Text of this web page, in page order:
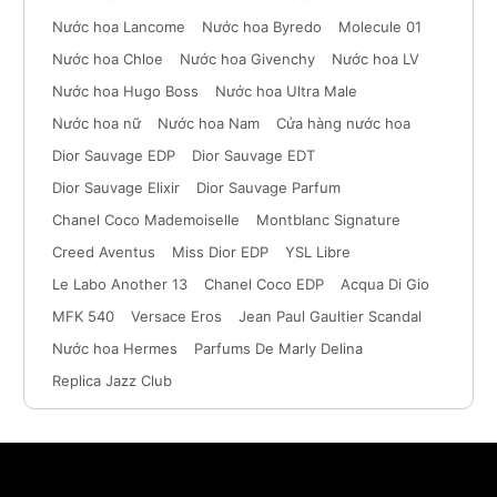
Nước hoa Lancome
Nước hoa Byredo
Molecule 01
Nước hoa Chloe
Nước hoa Givenchy
Nước hoa LV
Nước hoa Hugo Boss
Nước hoa Ultra Male
Nước hoa nữ
Nước hoa Nam
Cửa hàng nước hoa
Dior Sauvage EDP
Dior Sauvage EDT
Dior Sauvage Elixir
Dior Sauvage Parfum
Chanel Coco Mademoiselle
Montblanc Signature
Creed Aventus
Miss Dior EDP
YSL Libre
Le Labo Another 13
Chanel Coco EDP
Acqua Di Gio
MFK 540
Versace Eros
Jean Paul Gaultier Scandal
Nước hoa Hermes
Parfums De Marly Delina
Replica Jazz Club